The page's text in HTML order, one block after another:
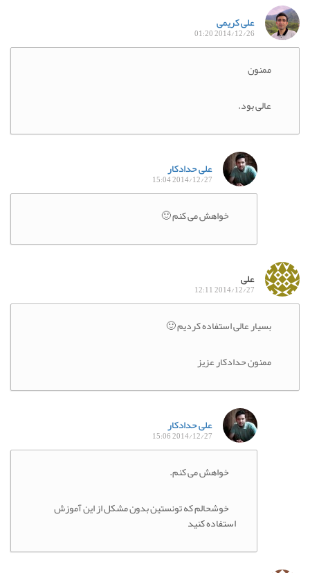
علی کریمی
2014/12/26 01:20
ممنون
عالی بود.
علی حدادکار
2014/12/27 15:04
خواهش می کنم 🙂
علی
2014/12/27 12:11
بسیار عالی استفاده کردیم 🙂
ممنون حدادکار عزیز
علی حدادکار
2014/12/27 15:06
خواهش می کنم.
خوشحالم که تونستین بدون مشکل از این آموزش
استفاده کنید